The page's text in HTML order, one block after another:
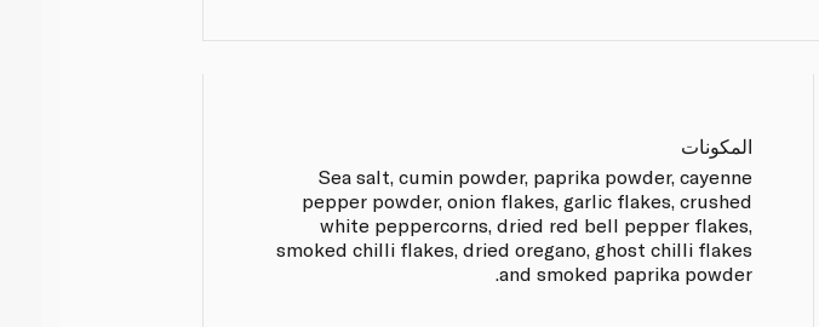
المكونات
Sea salt, cumin powder, paprika powder, cayenne
pepper powder, onion flakes, garlic flakes, crushed
white peppercorns, dried red bell pepper flakes,
smoked chilli flakes, dried oregano, ghost chilli flakes
and smoked paprika powder.